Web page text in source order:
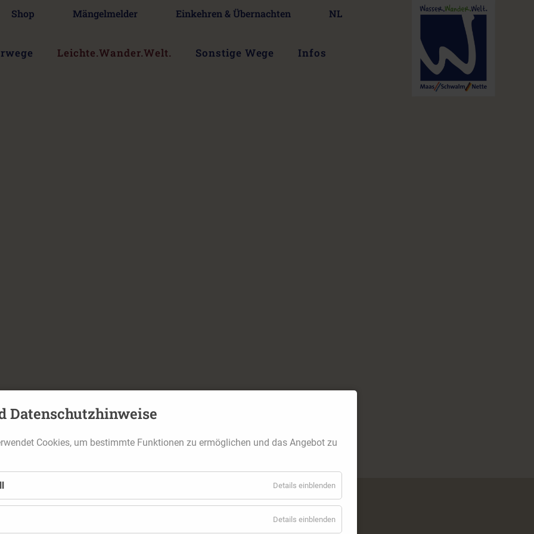
Shop Mängelmelder Einkehren & Übernachten NL
Leichte.Wander.Welt. Sonstige Wege Infos
Datenschutzhinweise
Cookies, um bestimmte Funktionen zu ermöglichen und das Angebot zu
Details einblenden
Details einblenden